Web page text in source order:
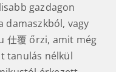
gazdagon
vagy
仕覆 őrzi, amit még
tanulás nélkül